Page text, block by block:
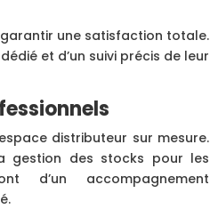
une satisfaction totale.
et d’un suivi précis de leur
distributeur sur mesure.
gestion des stocks pour les
d’un accompagnement